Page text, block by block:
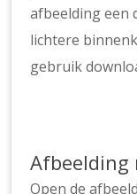
afbeelding een
lichtere
gebruik
Open de